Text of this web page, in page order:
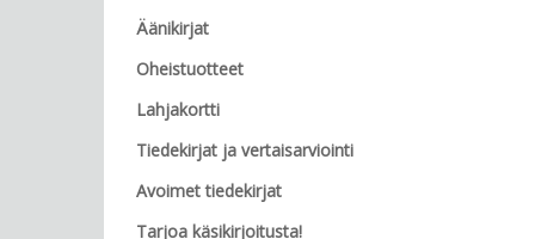
Äänikirjat
Oheistuotteet
Lahjakortti
Tiedekirjat ja vertaisarviointi
Avoimet tiedekirjat
Tarjoa käsikirjoitusta!